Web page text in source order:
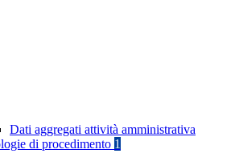
Dati aggregati attività amministrativa
di procedimento 1